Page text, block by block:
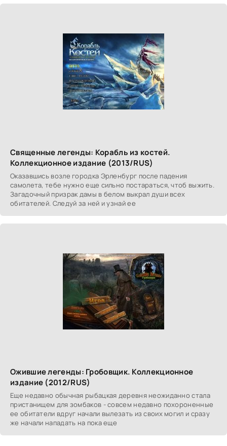
Священные легенды: Корабль из костей.
Коллекционное издание (2013/RUS)
Оказавшись возле городка Эрленбург после падения
самолета, тебе нужно еще сильно постараться, чтоб выжить.
Загадочный призрак дамы в белом выкрал души всех
обитателей. Следуй за ней и узнай ее
Ожившие легенды: Гробовщик. Коллекционное
издание (2012/RUS)
Еще недавно обычная рыбацкая деревня неожиданно стала
пристанищем для зомбаков - совсем недавно похороненные
ее обитатели вдруг начали вылезать из своих могил и сразу
же начали нападать на пока еще